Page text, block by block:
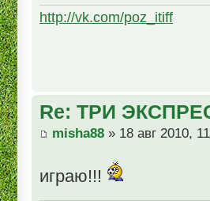
http://vk.com/poz_itiff
Re: ТРИ
misha88 » 18 авг 2010,
играю!!!